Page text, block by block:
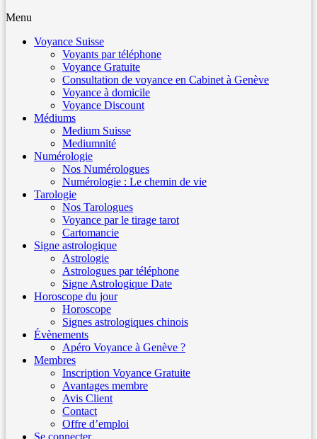
Menu
Voyance Suisse
Voyants par téléphone
Voyance Gratuite
Consultation de voyance en Cabinet à Genève
Voyance à domicile
Voyance Discount
Médiums
Medium Suisse
Mediumnité
Numérologie
Nos Numérologues
Numérologie : Le chemin de vie
Tarologie
Nos Tarologues
Voyance par le tirage tarot
Cartomancie
Signe astrologique
Astrologie
Astrologues par téléphone
Signe Astrologique Date
Horoscope du jour
Horoscope
Signes astrologiques chinois
Évènements
Apéro Voyance à Genève ?
Membres
Inscription Voyance Gratuite
Avantages membre
Avis Client
Contact
Offre d’emploi
Se connecter